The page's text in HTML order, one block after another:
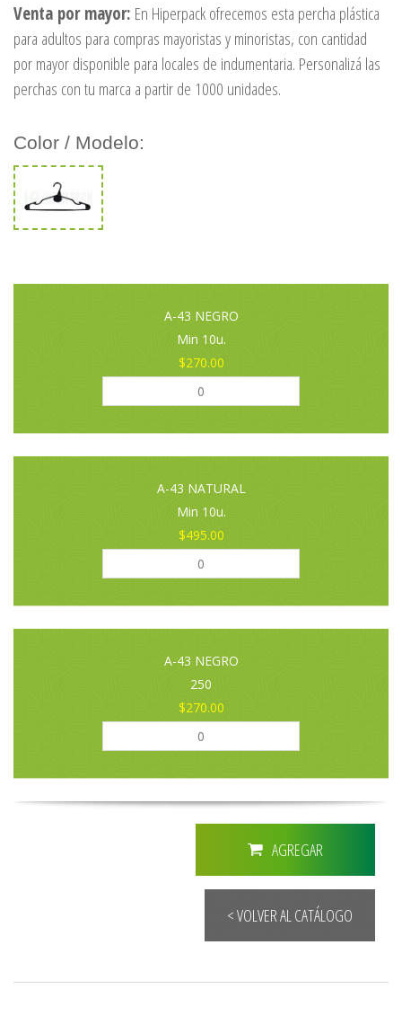
Venta por mayor: En Hiperpack ofrecemos esta percha plástica
para adultos para compras mayoristas y minoristas, con cantidad
por mayor disponible para locales de indumentaria. Personalizá las
perchas con tu marca a partir de 1000 unidades.
Color / Modelo:
A-43 NEGRO
Min 10u.
$270.00
A-43 NATURAL
Min 10u.
$495.00
A-43 NEGRO
250
$270.00
AGREGAR
< VOLVER AL CATÁLOGO